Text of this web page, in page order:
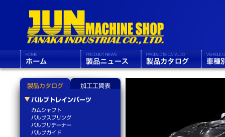
製品カタログ 加工工賃表
バルブトレインパーツ
カムシャフト
バルブスプリング
バルブリテーナー
バルブガイド